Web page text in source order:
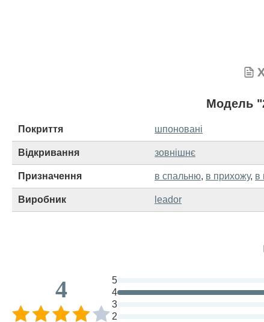
Модель
Покриття шпоновані
Відкривання зовнішнє
Призначення в спальню, в прихожу, в
Виробник leador
4
5
4
3
2